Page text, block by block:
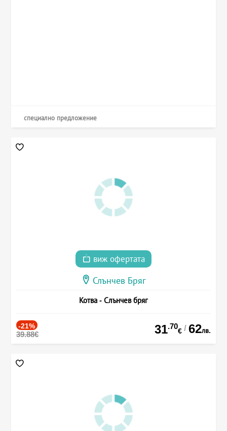
специално предложение
виж офертата
Слънчев Бряг
Котва - Слънчев бряг
-21%
39.88€ 31.70
€ / 62лв.